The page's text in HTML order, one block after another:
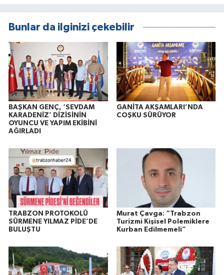
Bunlar da ilginizi çekebilir
BAŞKAN GENÇ, ‘SEVDAM
KARADENİZ’ DİZİSİNİN
OYUNCU VE YAPIM EKİBİNİ
AĞIRLADI
GANİTA AKŞAMLARI’NDA
COŞKU SÜRÜYOR
TRABZON PROTOKOLÜ
SÜRMENE YILMAZ PİDE’DE
BULUŞTU
Murat Çavga: “Trabzon
Turizmi Kişisel Polemiklere
Kurban Edilmemeli”